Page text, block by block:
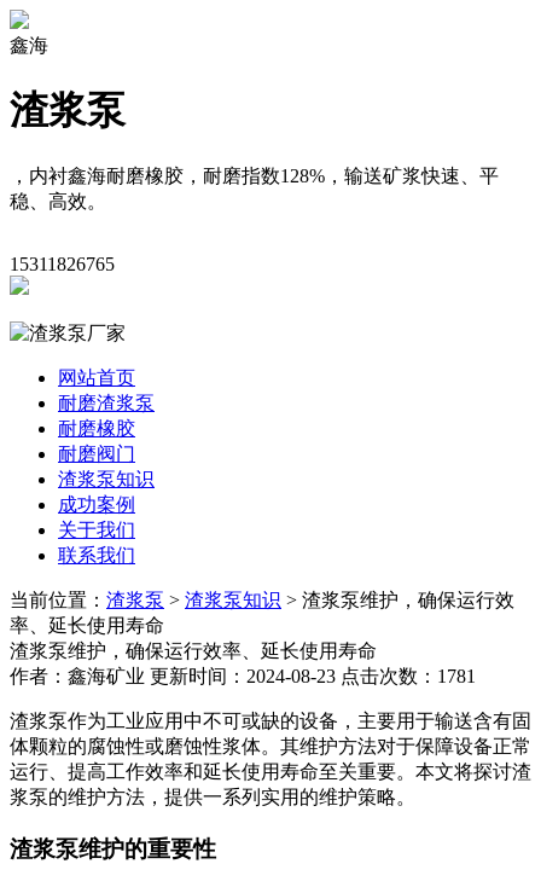
鑫海
渣浆泵
，内衬鑫海耐磨橡胶，耐磨指数128%，输送矿浆快速、平
稳、高效。
15311826765
网站首页
耐磨渣浆泵
耐磨橡胶
耐磨阀门
渣浆泵知识
成功案例
关于我们
联系我们
当前位置： 渣浆泵 > 渣浆泵知识 > 渣浆泵维护，确保运行效
率、延长使用寿命
渣浆泵维护，确保运行效率、延长使用寿命
作者：鑫海矿业 更新时间：2024-08-23 点击次数：1781
渣浆泵作为工业应用中不可或缺的设备，主要用于输送含有固
体颗粒的腐蚀性或磨蚀性浆体。其维护方法对于保障设备正常
运行、提高工作效率和延长使用寿命至关重要。本文将探讨渣
浆泵的维护方法，提供一系列实用的维护策略。
渣浆泵维护的重要性